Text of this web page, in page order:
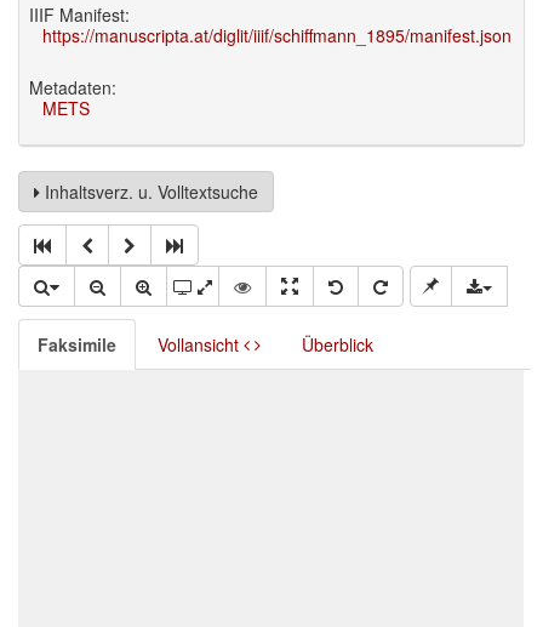
IIIF Manifest:
https://manuscripta.at/diglit/iiif/schiffmann_1895/manifest.json
Metadaten:
METS
Inhaltsverz. u. Volltextsuche
Faksimile Vollansicht Überblick